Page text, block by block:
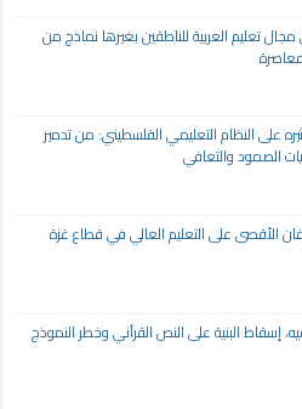
تعليم العربية للناطقين بغيرها نماذج من
2023 وتأثيره على النظام التعليمي الفلسطيني: من تدمير
الصمود والتعافي
الأقصى على التعليم العالي في قطاع غزة
إسقاط البنية على النص القرآني وخطر النموذج